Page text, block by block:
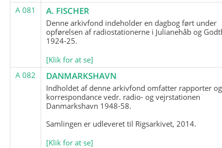
A 081
A. FISCHER
Denne arkivfond indeholder en dagbog ført under
opførelsen af radiostationerne i Julianehåb og
1924-25.
[Klik for at se]
A 082
DANMARKSHAVN
Indholdet af denne arkivfond omfatter rapporter og
korrespondance vedr. radio- og vejrstationen
Danmarkshavn 1948-58.
Samlingen er udleveret til Rigsarkivet, 2014.
[Klik for at se]